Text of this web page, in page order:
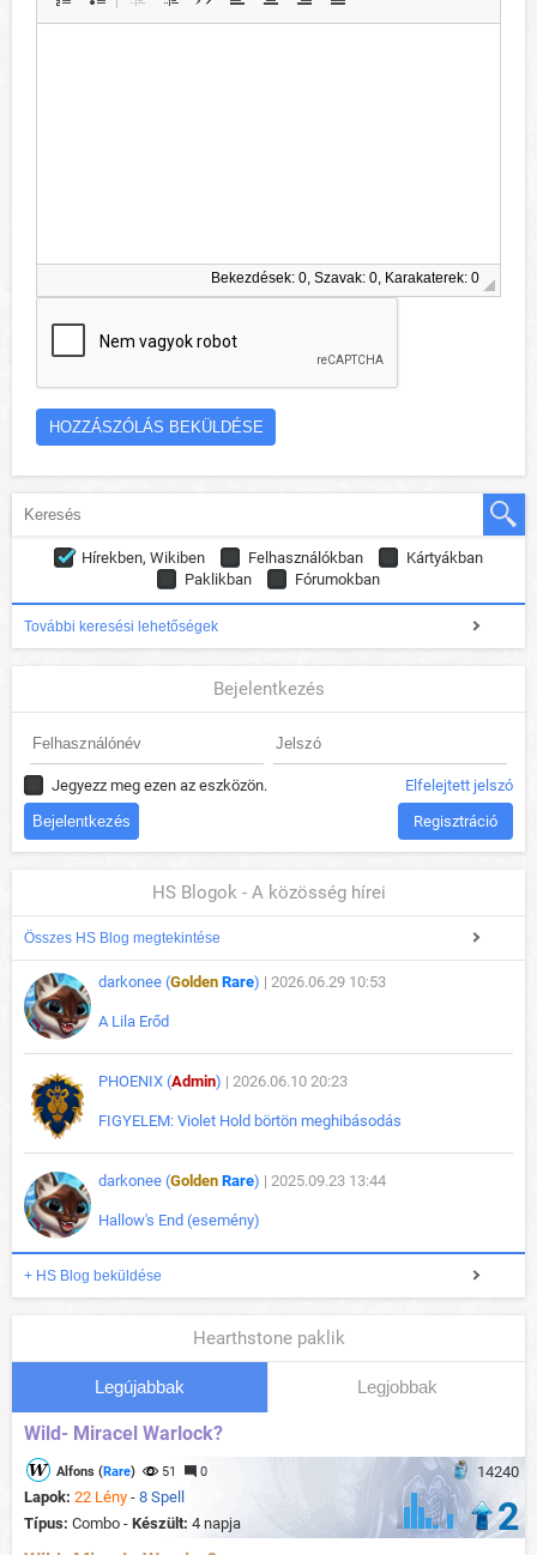
Bekezdések: 0, Szavak: 0, Karakaterek: 0
Hírekben, Wikiben Felhasználókban
Kártyákban
Paklikban
Fórumokban
További keresési lehetőségek
Bejelentkezés
Jegyezz meg ezen az eszközön. Elfelejtett jelszó
Regisztráció
HS Blogok - A közösség hírei
Összes HS Blog megtekintése
darkonee (Golden Rare) | 2026.06.29 10:53
A Lila Erőd
PHOENIX (Admin) | 2026.06.10 20:23
FIGYELEM: Violet Hold börtön meghibásodás
darkonee (Golden Rare) | 2025.09.23 13:44
Hallow's End (esemény)
+ HS Blog beküldése
Hearthstone paklik
Legújabbak Legjobbak
Wild- Miracel Warlock?
14240
Alfons (Rare) 51 0
Lapok: 22 Lény - 8 Spell
Típus: Combo - Készült: 4 napja 2